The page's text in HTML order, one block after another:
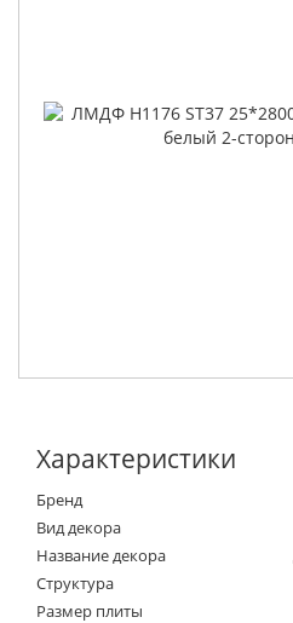
Характеристики
Бренд
Вид декора
Название декора
Структура
Размер плиты